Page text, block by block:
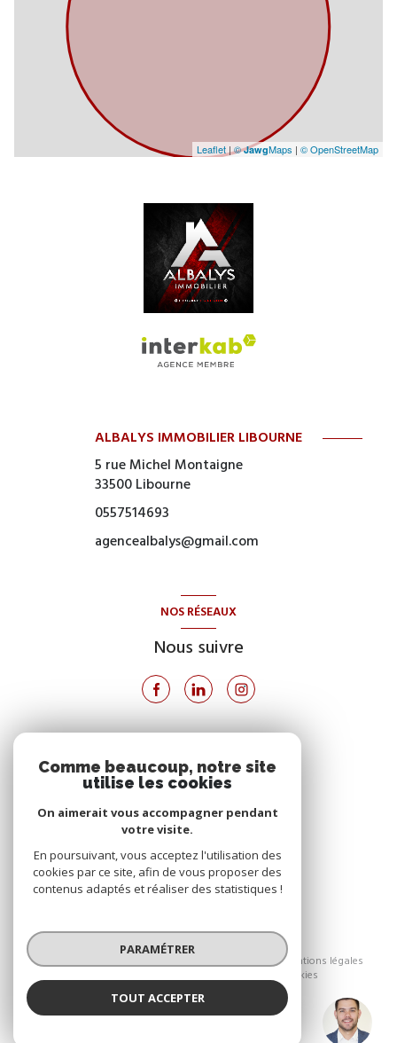
Leaflet |©JawgMaps | © OpenStreetMap
Simon THOMAS
ALBALYS IMMOBILIER LIBOURNE
5 rue Michel Montaigne
33500Libourne
0557514693
agencealbalys@gmail.com
NOS RÉSEAUX
Nous suivre
VOTRE ESPACE
Espace propriétaire
© 2026 | Tous droits réservés
Nos honoraires
Nos partenaires
Mentions légales
Admin
Politique RGPD
Cookies
Réalisé par :
Comme beaucoup, notre site
utilise les cookies
On aimerait vous accompagner pendant
votre visite.
En poursuivant, vous acceptez l'utilisation des
cookies par ce site, afin de vous proposer des
contenus adaptés et réaliser des statistiques !
PARAMÉTRER
TOUT ACCEPTER